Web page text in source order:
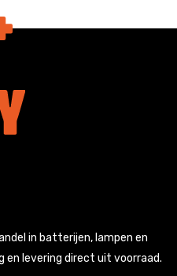
in batterijen, lampen en
en levering direct uit voorraad.